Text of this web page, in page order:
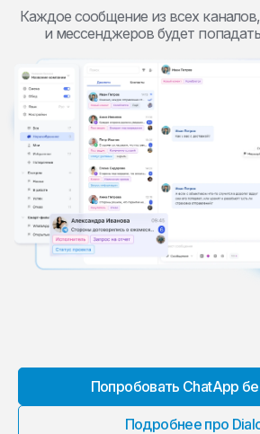
Каждое сообщение из всех
и мессенджеров будет
Попробовать ChatApp
Подробнее про